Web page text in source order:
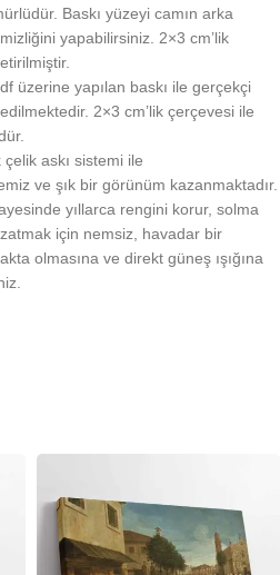
Baskı yüzeyi camın arka
yapabilirsiniz. 2×3 cm’lik
üzerine yapılan baskı ile gerçekçi
2×3 cm’lik çerçevesi ile
askı sistemi ile
ve şık bir görünüm kazanmaktadır.
yıllarca rengini korur, solma
için nemsiz, havadar bir
olmasına ve direkt güneş ışığına